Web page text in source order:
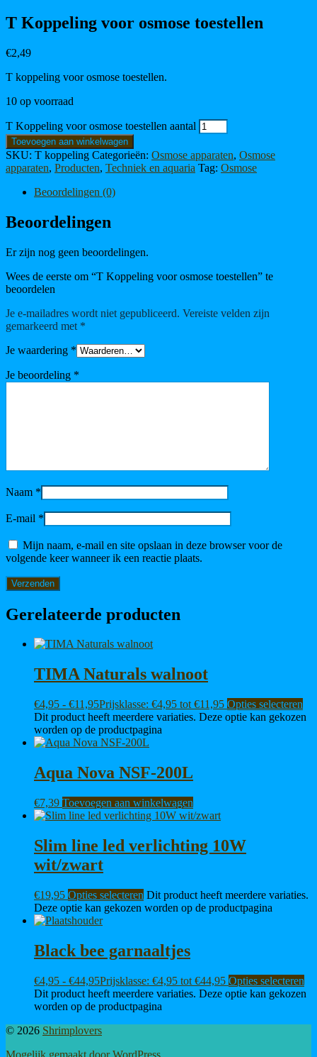
T Koppeling voor osmose toestellen
€2,49
T koppeling voor osmose toestellen.
10 op voorraad
T Koppeling voor osmose toestellen aantal
Toevoegen aan winkelwagen
SKU: T koppeling Categorieën: Osmose apparaten, Osmose
apparaten, Producten, Techniek en aquaria Tag: Osmose
Beoordelingen (0)
Beoordelingen
Er zijn nog geen beoordelingen.
Wees de eerste om “T Koppeling voor osmose toestellen” te
beoordelen
Je e-mailadres wordt niet gepubliceerd. Vereiste velden zijn
gemarkeerd met *
Je waardering *
Je beoordeling *
Naam *
E-mail *
Mijn naam, e-mail en site opslaan in deze browser voor de
volgende keer wanneer ik een reactie plaats.
Gerelateerde producten
TIMA Naturals walnoot
€4,95 - €11,95Prijsklasse: €4,95 tot €11,95 Opties selecteren
Dit product heeft meerdere variaties. Deze optie kan gekozen
worden op de productpagina
Aqua Nova NSF-200L
€7,39 Toevoegen aan winkelwagen
Slim line led verlichting 10W
wit/zwart
€19,95 Opties selecteren Dit product heeft meerdere variaties.
Deze optie kan gekozen worden op de productpagina
Black bee garnaaltjes
€4,95 - €44,95Prijsklasse: €4,95 tot €44,95 Opties selecteren
Dit product heeft meerdere variaties. Deze optie kan gekozen
worden op de productpagina
© 2026 Shrimplovers
Mogelijk gemaakt door WordPress